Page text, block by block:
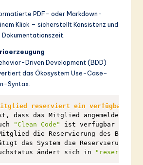
PDF- oder Markdown-
Klick – sicherstellt Konsistenz und
Driven Development (BDD)
das Ökosystem Use-Case-
Syntax:
reserviert ein verfügbares
dass das Mitglied angemeldet ist
"Clean Code"
ist verfügbar
die Reservierung des Buches
das System die Reservierung
ändert sich in "reserviert"